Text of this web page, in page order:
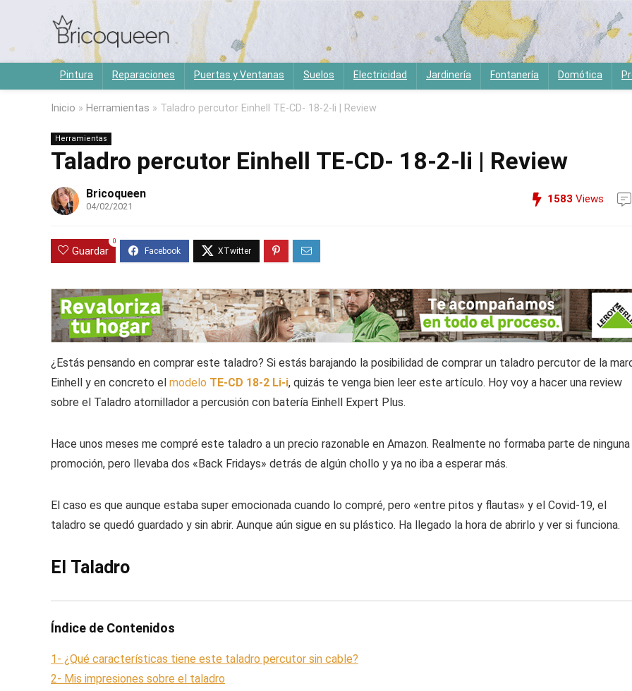
Pintura Reparaciones Puertas y Ventanas Suelos Electricidad Jardinería Fontanería Domótica
Inicio » Herramientas » Taladro percutor Einhell TE-CD- 18-2-li | Review
Herramientas
Taladro percutor Einhell TE-CD- 18-2-li | Review
Bricoqueen
04/02/2021
1583 Views
Guardar
0
¿Estás pensando en comprar este taladro? Si estás barajando la posibilidad de comprar un taladro percutor de la
Einhell y en concreto el modelo TE-CD 18-2 Li-i, quizás te venga bien leer este artículo. Hoy voy a hacer una review
sobre el Taladro atornillador a percusión con batería Einhell Expert Plus.
Hace unos meses me compré este taladro a un precio razonable en Amazon. Realmente no formaba parte de ninguna
promoción, pero llevaba dos «Back Fridays» detrás de algún chollo y ya no iba a esperar más.
El caso es que aunque estaba super emocionada cuando lo compré, pero «entre pitos y flautas» y el Covid-19, el
taladro se quedó guardado y sin abrir. Aunque aún sigue en su plástico. Ha llegado la hora de abrirlo y ver si funciona.
El Taladro
Índice de Contenidos
1- ¿Qué características tiene este taladro percutor sin cable?
2- Mis impresiones sobre el taladro